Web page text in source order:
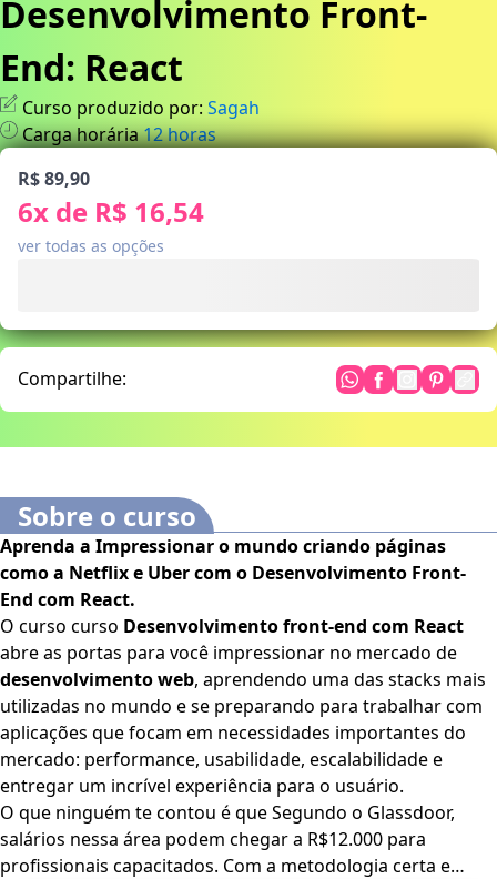
Desenvolvimento Front-
End: React
Curso produzido por: Sagah
Carga horária12horas
R$ 89,90
6x de R$ 16,54
ver todas as opções
Compartilhe:
Sobre o curso
Aprenda a Impressionar o mundo criando páginas
como a Netflix e Uber com o Desenvolvimento Front-
End com React.
O curso curso Desenvolvimento front-end com React
abre as portas para você impressionar no mercado de
desenvolvimento web, aprendendo uma das stacks mais
utilizadas no mundo e se preparando para trabalhar com
aplicações que focam em necessidades importantes do
mercado: performance, usabilidade, escalabilidade e
entregar um incrível experiência para o usuário.
O que ninguém te contou é que Segundo o Glassdoor,
salários nessa área podem chegar a R$12.000 para
profissionais capacitados. Com a metodologia certa e